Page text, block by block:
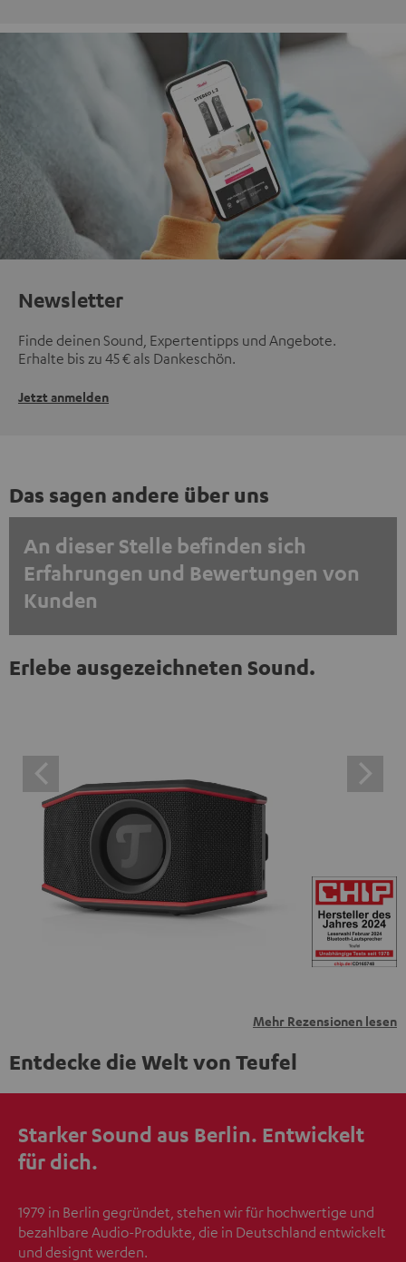
Newsletter
Finde deinen Sound, Expertentipps und Angebote.
Erhalte bis zu 45 € als Dankeschön.
Jetzt anmelden
Das sagen andere über uns
An dieser Stelle befinden sich
Erfahrungen und Bewertungen von
Kunden
werden. Mit dem Anklicken des Inhalts wird zugestimmt,
dass externe Inhalte angezeigt werden. Dabei können
personenbezogene Daten an Drittplattformen
übermittelt werden.
Weitere Informationen sind in der
Datenschutzerklärung unter I zu finden
Erlebe ausgezeichneten Sound.
Mehr Rezensionen lesen
Entdecke die Welt von Teufel
Starker Sound aus Berlin. Entwickelt
für dich.
1979 in Berlin gegründet, stehen wir für hochwertige und
bezahlbare Audio-Produkte, die in Deutschland entwickelt
und designt werden.